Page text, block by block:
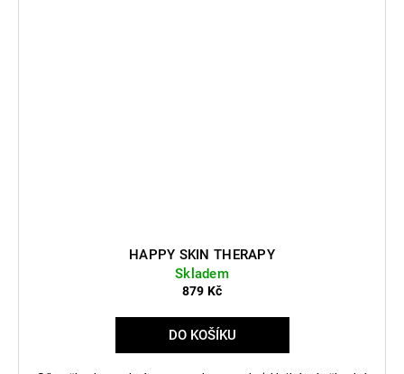
HAPPY SKIN THERAPY
Skladem
879 Kč
DO KOŠÍKU